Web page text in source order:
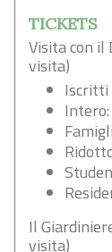
TICKETS
Visita con il
visita)
Iscritti
Il
visita)